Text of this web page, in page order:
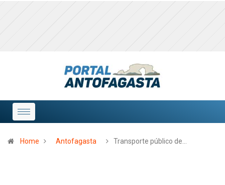
Home Antofagasta Transporte público de…